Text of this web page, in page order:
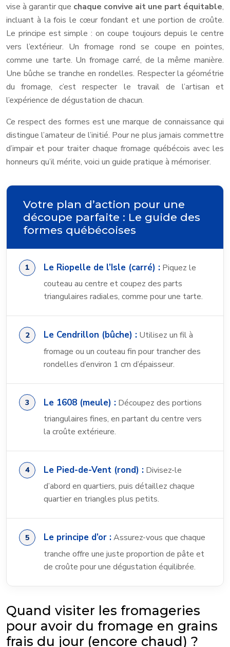
vise à garantir que chaque convive ait une part équitable,
incluant à la fois le cœur fondant et une portion de croûte.
Le principe est simple : on coupe toujours depuis le centre
vers l’extérieur. Un fromage rond se coupe en pointes,
comme une tarte. Un fromage carré, de la même manière.
Une bûche se tranche en rondelles. Respecter la géométrie
du fromage, c’est respecter le travail de l’artisan et
l’expérience de dégustation de chacun.
Ce respect des formes est une marque de connaissance qui
distingue l’amateur de l’initié. Pour ne plus jamais commettre
d’impair et pour traiter chaque fromage québécois avec les
honneurs qu’il mérite, voici un guide pratique à mémoriser.
Votre plan d’action pour une
découpe parfaite : Le guide des
formes québécoises
Le Riopelle de l’Isle (carré) : Piquez le
couteau au centre et coupez des parts
triangulaires radiales, comme pour une tarte.
Le Cendrillon (bûche) : Utilisez un fil à
fromage ou un couteau fin pour trancher des
rondelles d’environ 1 cm d’épaisseur.
Le 1608 (meule) : Découpez des portions
triangulaires fines, en partant du centre vers
la croûte extérieure.
Le Pied-de-Vent (rond) : Divisez-le
d’abord en quartiers, puis détaillez chaque
quartier en triangles plus petits.
Le principe d’or :Assurez-vous que chaque
tranche offre une juste proportion de pâte et
de croûte pour une dégustation équilibrée.
Quand visiter les fromageries
pour avoir du fromage en grains
frais du jour (encore chaud) ?